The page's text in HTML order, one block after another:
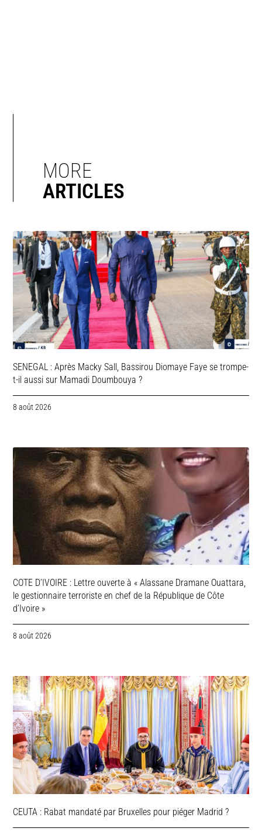
MORE
ARTICLES
SENEGAL : Après Macky Sall, Bassirou Diomaye Faye se trompe-
t-il aussi sur Mamadi Doumbouya ?
8 août 2026
COTE D’IVOIRE : Lettre ouverte à « Alassane Dramane Ouattara,
le gestionnaire terroriste en chef de la République de Côte
d’Ivoire »
8 août 2026
CEUTA : Rabat mandaté par Bruxelles pour piéger Madrid ?